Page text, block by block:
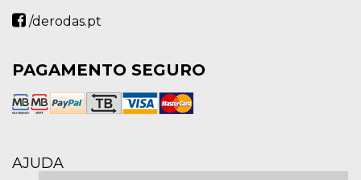
/derodas.pt
PAGAMENTO SEGURO
AJUDA